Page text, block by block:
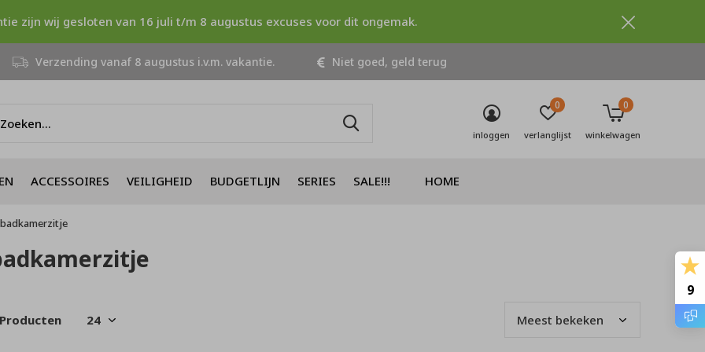
ACCESSOIRES VEILIGHEID BUDGETLIJN SERIES SALE!!! HOME
inloggen verlanglijst
0
winkelwagen
0
Verzending vanaf 8 augustus i.v.m. vakantie. Niet goed, geld terug
zijn wij gesloten van 16 juli t/m 8 augustus excuses voor dit ongemak.
badkamerzitje
9